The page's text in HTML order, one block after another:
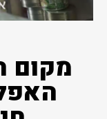
מקום